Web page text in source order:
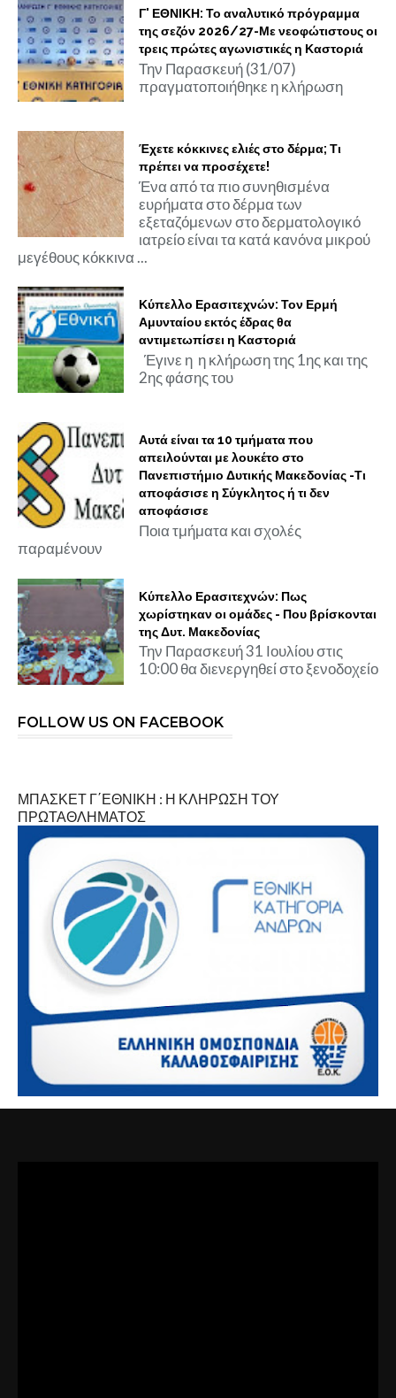
Γ' ΕΘΝΙΚΗ: Το αναλυτικό πρόγραμμα
της σεζόν 2026/27-Με νεοφώτιστους οι
τρεις πρώτες αγωνιστικές η Καστοριά
Την Παρασκευή (31/07)
πραγματοποιήθηκε η κλήρωση
Έχετε κόκκινες ελιές στο δέρμα; Τι
πρέπει να προσέχετε!
Ένα από τα πιο συνηθισμένα
ευρήματα στο δέρμα των
εξεταζόμενων στο δερματολογικό
ιατρείο είναι τα κατά κανόνα μικρού
μεγέθους κόκκινα ...
Κύπελλο Ερασιτεχνών: Τον Ερμή
Αμυνταίου εκτός έδρας θα
αντιμετωπίσει η Καστοριά
Έγινε η η κλήρωση της 1ης και της
2ης φάσης του
Αυτά είναι τα 10 τμήματα που
απειλούνται με λουκέτο στο
Πανεπιστήμιο Δυτικής Μακεδονίας -Τι
αποφάσισε η Σύγκλητος ή τι δεν
αποφάσισε
Ποια τμήματα και σχολές
παραμένουν
Κύπελλο Ερασιτεχνών: Πως
χωρίστηκαν οι ομάδες - Που βρίσκονται
της Δυτ. Μακεδονίας
Την Παρασκευή 31 Ιουλίου στις
10:00 θα διενεργηθεί στο ξενοδοχείο
FOLLOW US ON FACEBOOK
ΜΠΑΣΚΕΤ Γ΄ΕΘΝΙΚΗ : Η ΚΛΗΡΩΣΗ ΤΟΥ
ΠΡΩΤΑΘΛΗΜΑΤΟΣ